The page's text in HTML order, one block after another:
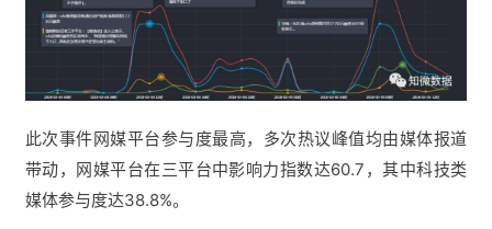
此次事件网媒平台参与度最高，多次热议峰值均由媒体报道
带动，网媒平台在三平台中影响力指数达60.7，其中科技类
媒体参与度达38.8%。